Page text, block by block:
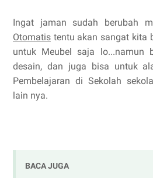
Ingat jaman sudah berubah
Otomatis tentu akan sangat kita
untuk Meubel saja lo...namun
desain, dan juga bisa untuk
Pembelajaran di Sekolah
lain nya.
BACA JUGA